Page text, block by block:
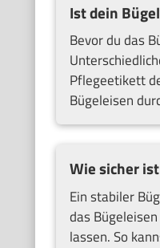
Ist dein
Bevor du das
Pflegeetikett
Bügeleisen
Wie sicher
Ein stabiler
das
lassen. So